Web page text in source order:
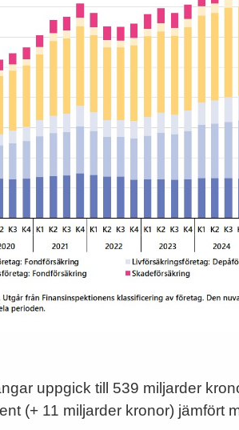
uppgick till 539 miljarder
(+ 11 miljarder kronor) jämfört